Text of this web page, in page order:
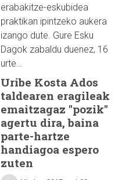
erabakitze-eskubidea
praktikan ipintzeko aukera
izango dute. Gure Esku
Dagok zabaldu duenez, 16
urte…
Uribe Kosta Ados
taldearen eragileak
emaitzagaz "pozik"
agertu dira, baina
parte-hartze
handiagoa espero
zuten